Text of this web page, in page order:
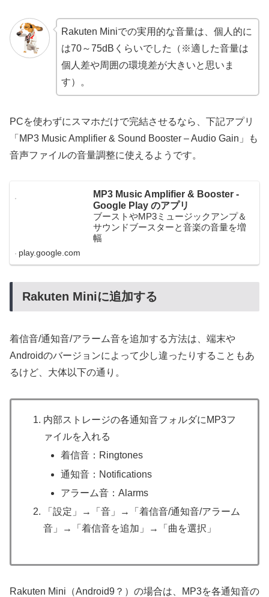
Rakuten Miniでの実用的な音量は、個人的に
は70～75dBくらいでした（※適した音量は
個人差や周囲の環境差が大きいと思いま
す）。
PCを使わずにスマホだけで完結させるなら、下記アプリ
「MP3 Music Amplifier & Sound Booster – Audio Gain」も
音声ファイルの音量調整に使えるようです。
MP3 Music Amplifier & Booster -
Google Play のアプリ
ブーストやMP3ミュージックアンプ＆
サウンドブースターと音楽の音量を増
幅
play.google.com
Rakuten Miniに追加する
着信音/通知音/アラーム音を追加する方法は、端末や
Androidのバージョンによって少し違ったりすることもあ
るけど、大体以下の通り。
内部ストレージの各通知音フォルダにMP3フ
ァイルを入れる
着信音：Ringtones
通知音：Notifications
アラーム音：Alarms
「設定」→「音」→「着信音/通知音/アラーム
音」→「着信音を追加」→「曲を選択」
Rakuten Mini（Android9？）の場合は、MP3を各通知音の